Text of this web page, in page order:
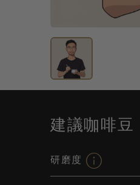
建議咖啡豆
研磨度